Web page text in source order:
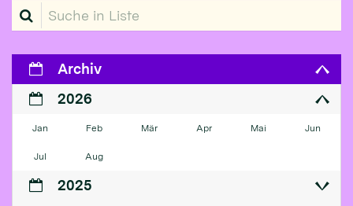
Suche in Liste
Archiv
2026
Jan Feb Mär Apr Mai Jun
Jul Aug
2025